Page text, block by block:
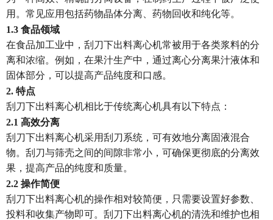
用。常见应用包括药物晶体分离、药物回收和纯化等。
1.3 食品领域
在食品加工业中，刮刀下出料离心机常被用于各类浆料的分
离和浓缩。例如，在果汁生产中，通过离心分离果汁液体和
固体部分，可以提高产品纯度和口感。
2. 特点
刮刀下出料离心机相比于传统离心机具有以下特点：
2.1 高效分离
刮刀下出料离心机采用刮刀系统，可有效地分离固液混合
物。刮刀与筛壳之间的间隙非常小，可确保更彻底的分离效
果，提高产品的纯度和质量。
2.2 操作简便
刮刀下出料离心机的操作相对较简便，只需要设置好参数、
投料和收集产物即可。刮刀下出料离心机的清洗和维护也相